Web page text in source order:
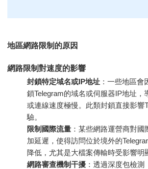
地區網路限制的原因
網路限制對速度的影響
封鎖特定域名或IP地址 ：一些地區
鎖Telegram的域名或伺服器IP地址，
或連線速度極慢。此類封鎖直接影響
驗。
限制國際流量 ：某些網路運營商對
加延遲，使得訪問位於境外的
降低，尤其是大檔案傳輸時受影響明
網路審查機制干擾 ：透過深度包檢